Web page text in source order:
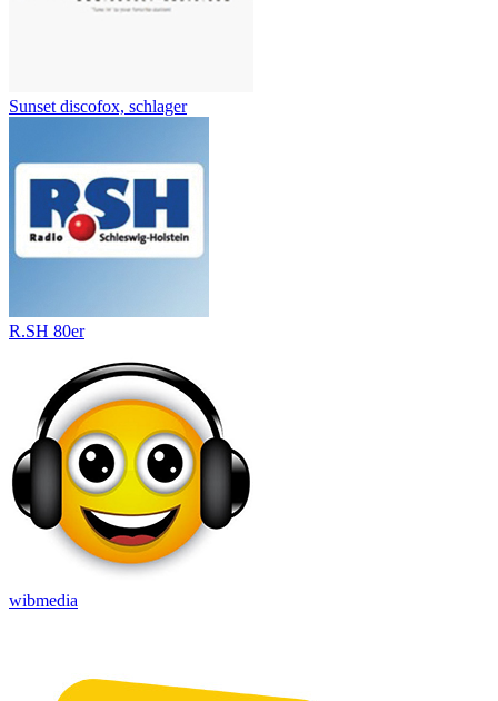
Sunset discofox, schlager
R.SH 80er
wibmedia